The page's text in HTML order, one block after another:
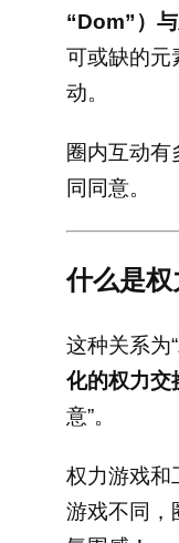
“Dom”）
可或缺的元
动。
圈内互动有
同同意。
什么是权
这种关系为
化的权力交
意”。
权力游戏和
游戏不同，